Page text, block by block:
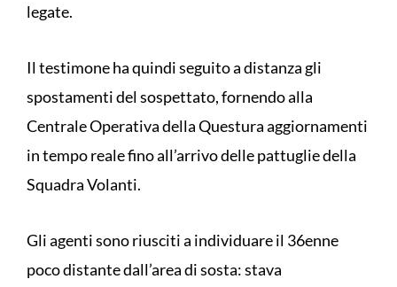
legate.
Il testimone ha quindi seguito a distanza gli
spostamenti del sospettato, fornendo alla
Centrale Operativa della Questura aggiornamenti
in tempo reale fino all’arrivo delle pattuglie della
Squadra Volanti.
Gli agenti sono riusciti a individuare il 36enne
poco distante dall’area di sosta: stava